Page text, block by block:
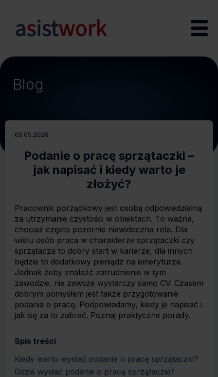
Blog
05.05.2026
Podanie o pracę sprzątaczki –
jak napisać i kiedy warto je
złożyć?
Pracownik porządkowy jest osobą odpowiedzialną
za utrzymanie czystości w obiektach. To ważna,
chociaż często pozornie niewidoczna rola. Dla
wielu osób praca w charakterze sprzątaczki czy
sprzątacza to dobry start w karierze, dla innych
będzie to dodatkowy pieniądz na emeryturze.
Jednak żeby znaleźć zatrudnienie w tym
zawodzie, nie zawsze wystarczy samo CV. Czasem
dobrym pomysłem jest także przygotowanie
podania o pracę. Podpowiadamy, kiedy je napisać i
jak się za to zabrać. Poznaj praktyczne porady.
Spis treści
Kiedy warto wysłać podanie o pracę sprzątaczki?
Gdzie wysłać podanie o pracę sprzątaczki?